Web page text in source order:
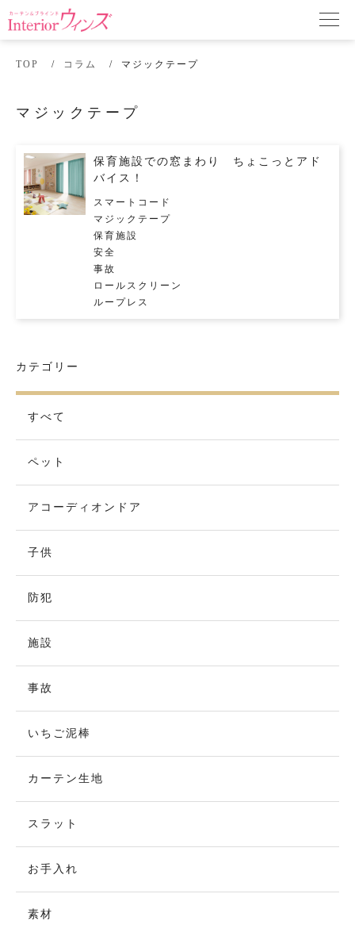
TOP コラム マジックテープ
マジックテープ
保育施設での窓まわり ちょこっとアド
バイス！
スマートコード
マジックテープ
保育施設
安全
事故
ロールスクリーン
ループレス
カテゴリー
すべて
ペット
アコーディオンドア
子供
防犯
施設
事故
いちご泥棒
カーテン生地
スラット
お手入れ
素材